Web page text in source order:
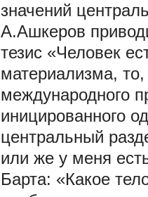
значений
А.Ашкеров
тезис «Человек
материализма,
международного
иницированного
центральный
или же у меня
Барта: «Какое